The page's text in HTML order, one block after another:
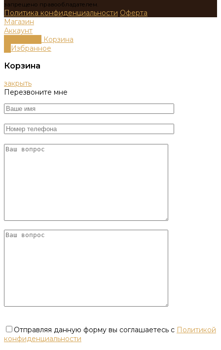
запрещено правообладателем.
Политика конфиденциальности Оферта
Магазин
Аккаунт
Корзина
Избранное
Корзина
закрыть
Перезвоните мне
Отправляя данную форму вы соглашаетесь с Политикой
конфиденциальности